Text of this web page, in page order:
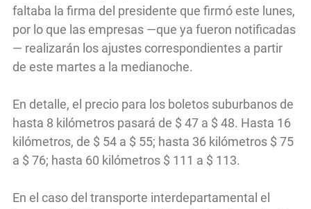
faltaba la firma del presidente que firmó este lunes,
por lo que las empresas —que ya fueron notificadas
— realizarán los ajustes correspondientes a partir
de este martes a la medianoche.
En detalle, el precio para los boletos suburbanos de
hasta 8 kilómetros pasará de $ 47 a $ 48. Hasta 16
kilómetros, de $ 54 a $ 55; hasta 36 kilómetros $ 75
a $ 76; hasta 60 kilómetros $ 111 a $ 113.
En el caso del transporte interdepartamental el